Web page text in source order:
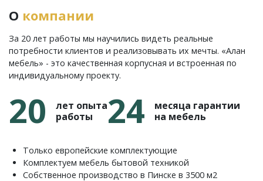
О компании
За 20 лет работы мы научились видеть реальные
потребности клиентов и реализовывать их мечты. «Алан
мебель» - это качественная корпусная и встроенная по
индивидуальному проекту.
20
лет опыта
работы
24
месяца гарантии
на мебель
Только европейские комплектующие
Комплектуем мебель бытовой техникой
Собственное производство в Пинске в 3500 м2